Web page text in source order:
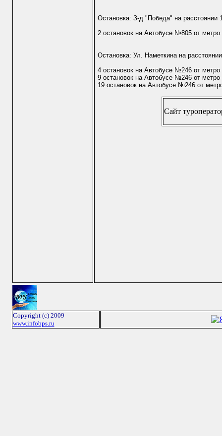
Остановка: З-д "Победа" на расстоянии
2 остановок на Автобусе №805 от
Остановка: Ул. Наметкина на
4 остановок на Автобусе №246 от
9 остановок на Автобусе №246 от
19 остановок на Автобусе №246 от
Сайт
Copyright (c) 2009
www.infobps.ru